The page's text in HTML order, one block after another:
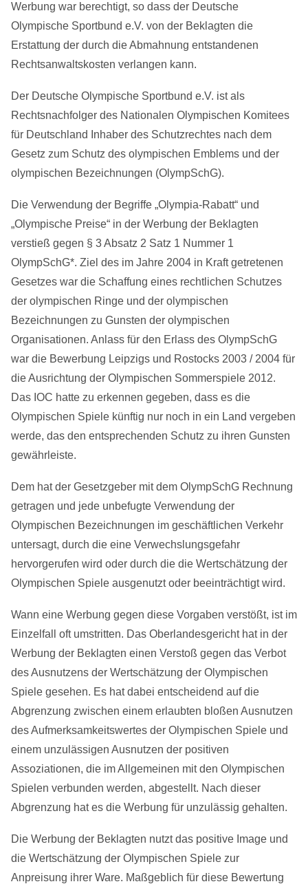
Werbung war berechtigt, so dass der Deutsche
Olympische Sportbund e.V. von der Beklagten die
Erstattung der durch die Abmahnung entstandenen
Rechtsanwaltskosten verlangen kann.
Der Deutsche Olympische Sportbund e.V. ist als
Rechtsnachfolger des Nationalen Olympischen Komitees
für Deutschland Inhaber des Schutzrechtes nach dem
Gesetz zum Schutz des olympischen Emblems und der
olympischen Bezeichnungen (OlympSchG).
Die Verwendung der Begriffe „Olympia-Rabatt“ und
„Olympische Preise“ in der Werbung der Beklagten
verstieß gegen § 3 Absatz 2 Satz 1 Nummer 1
OlympSchG*. Ziel des im Jahre 2004 in Kraft getretenen
Gesetzes war die Schaffung eines rechtlichen Schutzes
der olympischen Ringe und der olympischen
Bezeichnungen zu Gunsten der olympischen
Organisationen. Anlass für den Erlass des OlympSchG
war die Bewerbung Leipzigs und Rostocks 2003 / 2004 für
die Ausrichtung der Olympischen Sommerspiele 2012.
Das IOC hatte zu erkennen gegeben, dass es die
Olympischen Spiele künftig nur noch in ein Land vergeben
werde, das den entsprechenden Schutz zu ihren Gunsten
gewährleiste.
Dem hat der Gesetzgeber mit dem OlympSchG Rechnung
getragen und jede unbefugte Verwendung der
Olympischen Bezeichnungen im geschäftlichen Verkehr
untersagt, durch die eine Verwechslungsgefahr
hervorgerufen wird oder durch die die Wertschätzung der
Olympischen Spiele ausgenutzt oder beeinträchtigt wird.
Wann eine Werbung gegen diese Vorgaben verstößt, ist im
Einzelfall oft umstritten. Das Oberlandesgericht hat in der
Werbung der Beklagten einen Verstoß gegen das Verbot
des Ausnutzens der Wertschätzung der Olympischen
Spiele gesehen. Es hat dabei entscheidend auf die
Abgrenzung zwischen einem erlaubten bloßen Ausnutzen
des Aufmerksamkeitswertes der Olympischen Spiele und
einem unzulässigen Ausnutzen der positiven
Assoziationen, die im Allgemeinen mit den Olympischen
Spielen verbunden werden, abgestellt. Nach dieser
Abgrenzung hat es die Werbung für unzulässig gehalten.
Die Werbung der Beklagten nutzt das positive Image und
die Wertschätzung der Olympischen Spiele zur
Anpreisung ihrer Ware. Maßgeblich für diese Bewertung